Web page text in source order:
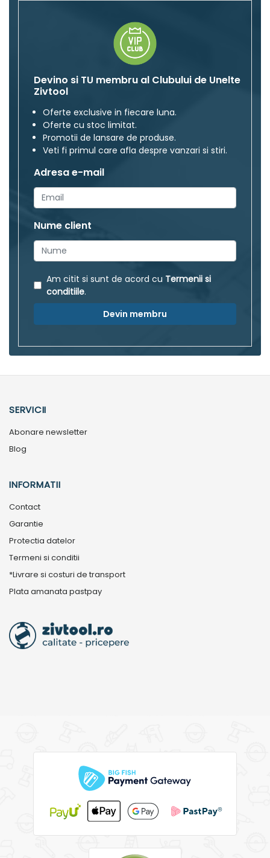
Devino si TU membru al Clubului de Unelte
Zivtool
Oferte exclusive in fiecare luna.
Oferte cu stoc limitat.
Promotii de lansare de produse.
Veti fi primul care afla despre vanzari si stiri.
Adresa e-mail
Nume client
Am citit si sunt de acord cu Termenii si
conditiile.
Devin membru
SERVICII
Abonare newsletter
Blog
INFORMATII
Contact
Garantie
Protectia datelor
Termeni si conditii
*Livrare si costuri de transport
Plata amanata pastpay